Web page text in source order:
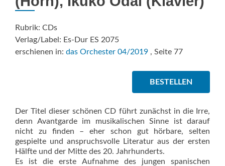
Rubrik: CDs
Verlag/Label: Es-Dur ES 2075
erschienen in: das Orchester 04/2019 , Seite 77
BESTELLEN
Der Titel dieser schönen CD führt zunächst in die Irre,
denn Avantgarde im musikalischen Sinne ist darauf
nicht zu finden – eher schon gut hörbare, selten
gespielte und anspruchsvolle Literatur aus der ersten
Hälfte und der Mitte des 20. Jahrhunderts.
Es ist die erste Aufnahme des jungen spanischen